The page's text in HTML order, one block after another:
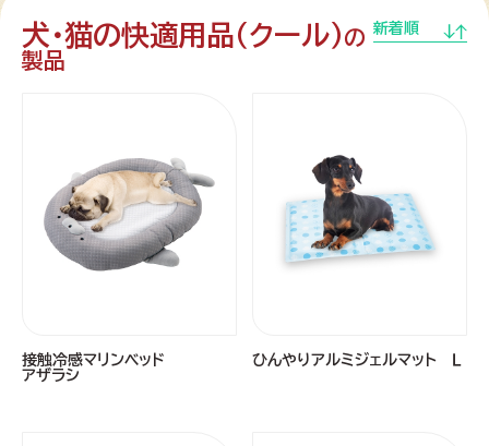
犬・猫の快適用品（クール） の
製品
新着順
接触冷感マリンベッド
アザラシ
ひんやりアルミジェルマット Ｌ